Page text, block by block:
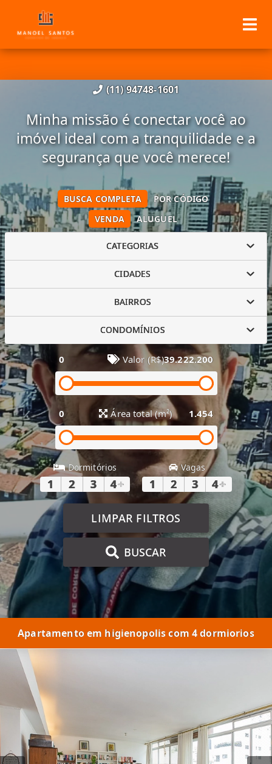
(11) 94748-1601
Minha missão é conectar você ao
imóvel ideal com a tranquilidade e a
segurança que você merece!
VENDA ALUGUEL
BUSCA COMPLETA POR CÓDIGO
CATEGORIAS
CIDADES
BAIRROS
CONDOMÍNIOS
0 Valor (R$)39.222.200
0 Área total (m²) 1.454
Dormitórios
1 2 3 4+
Vagas
1 2 3 4+
LIMPAR FILTROS
BUSCAR
Apartamento em higienopolis com 4 dormiorios